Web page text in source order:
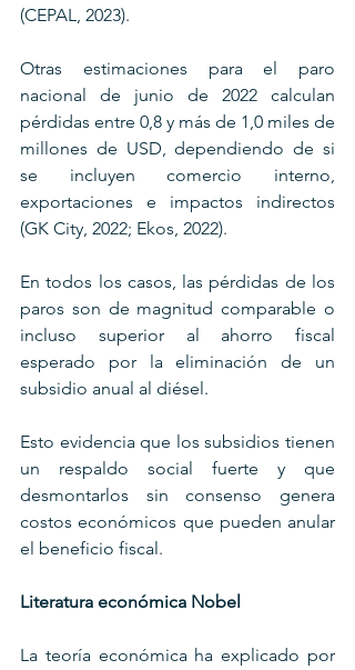
(CEPAL, 2023).
Otras estimaciones para el paro
nacional de junio de 2022 calculan
pérdidas entre 0,8 y más de 1,0 miles de
millones de USD, dependiendo de si
se incluyen comercio interno,
exportaciones e impactos indirectos
(GK City, 2022; Ekos, 2022).
En todos los casos, las pérdidas de los
paros son de magnitud comparable o
incluso superior al ahorro fiscal
esperado por la eliminación de un
subsidio anual al diésel.
Esto evidencia que los subsidios tienen
un respaldo social fuerte y que
desmontarlos sin consenso genera
costos económicos que pueden anular
el beneficio fiscal.
Literatura económica Nobel
La teoría económica ha explicado por